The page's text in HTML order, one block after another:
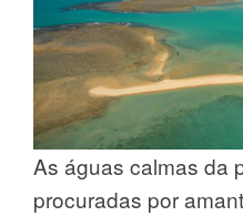
As águas calmas da
procuradas por